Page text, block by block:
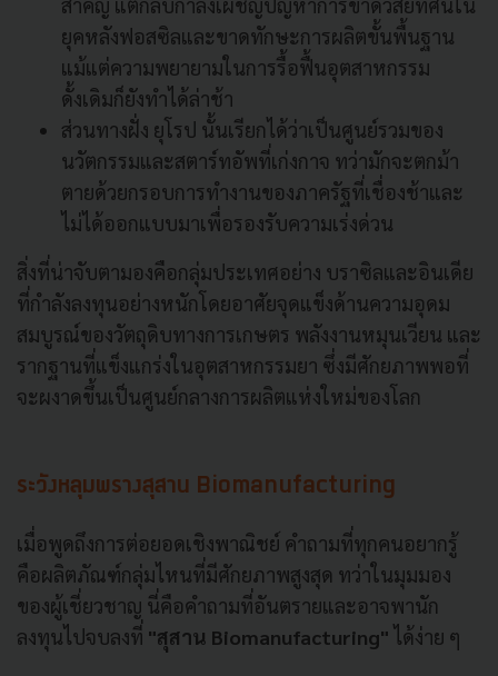
ยุคหลังฟอสซิลและขาดทักษะการผลิตขั้นพื้นฐาน
แม้แต่ความพยายามในการรื้อฟื้นอุตสาหกรรม
ดั้งเดิมก็ยังทำได้ล่าช้า
ส่วนทางฝั่ง ยุโรป นั้นเรียกได้ว่าเป็นศูนย์รวมของ
นวัตกรรมและสตาร์ทอัพที่เก่งกาจ ทว่ามักจะตกม้า
ตายด้วยกรอบการทำงานของภาครัฐที่เชื่องช้าและ
ไม่ได้ออกแบบมาเพื่อรองรับความเร่งด่วน
สิ่งที่น่าจับตามองคือกลุ่มประเทศอย่าง บราซิลและอินเดีย
ที่กำลังลงทุนอย่างหนักโดยอาศัยจุดแข็งด้านความอุดม
สมบูรณ์ของวัตถุดิบทางการเกษตร พลังงานหมุนเวียน และ
รากฐานที่แข็งแกร่งในอุตสาหกรรมยา ซึ่งมีศักยภาพพอที่
จะผงาดขึ้นเป็นศูนย์กลางการผลิตแห่งใหม่ของโลก
ระวังหลุมพรางสุสาน Biomanufacturing
เมื่อพูดถึงการต่อยอดเชิงพาณิชย์ คำถามที่ทุกคนอยากรู้
คือผลิตภัณฑ์กลุ่มไหนที่มีศักยภาพสูงสุด ทว่าในมุมมอง
ของผู้เชี่ยวชาญ นี่คือคำถามที่อันตรายและอาจพานัก
ลงทุนไปจบลงที่ "สุสาน Biomanufacturing" ได้ง่าย ๆ